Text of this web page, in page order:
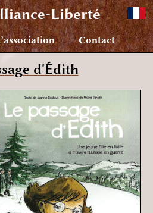
Liberté
Contact
d'Édith